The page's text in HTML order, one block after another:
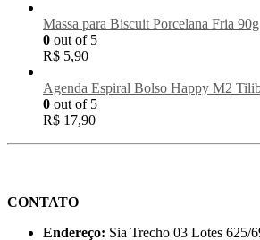
Massa para Biscuit Porcelana Fria
0 out of 5
R$ 5,90
Agenda Espiral Bolso Happy M2
0 out of 5
R$ 17,90
CONTATO
Endereço: Sia Trecho 03 Lotes 625/